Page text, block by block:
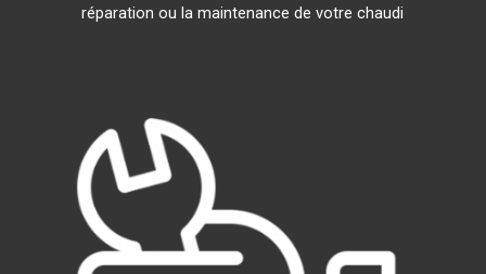
réparation ou la maintenance de votre chaudi